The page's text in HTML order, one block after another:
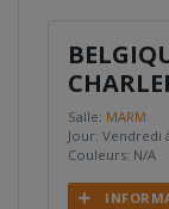
Salle: MARM
Jour: Vendredi
Couleurs: N/A